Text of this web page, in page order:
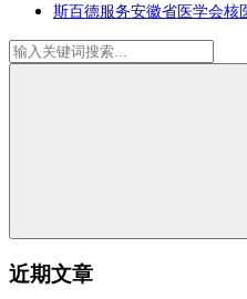
斯百德服务安徽省医学会核
近期文章